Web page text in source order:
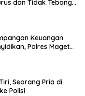
dan Tidak Tebang
Keuangan
Polres Magetan
Seorang Pria di
Polisi